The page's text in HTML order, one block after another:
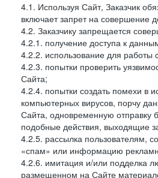
4.1. Используя Сайт, Заказчик
включает запрет на совершение
4.2. Заказчику запрещается
4.2.1. получение доступа к
4.2.2. использование для
4.2.3. попытки проверить
Сайта;
4.2.4. попытки создать помехи в
компьютерных вирусов, порчу
Сайта, одновременную отправку
подобные действия, выходящие
4.2.5. рассылка пользователям,
«спам» или информацию
4.2.6. имитация и/или подделка
размещенном на Сайте